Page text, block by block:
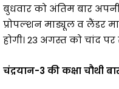
बुधवार को अंतिम बार
प्रोपल्शन माड्यूल व लैंडर
होगी। 23 अगस्त को चांद
चंद्रयान-3 की कक्षा चौथी